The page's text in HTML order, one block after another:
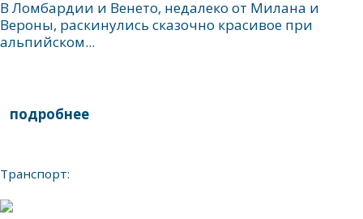
В Ломбардии и Венето, недалеко от Милана и
Вероны, раскинулись сказочно красивое при
альпийском...
подробнее
Транспорт: